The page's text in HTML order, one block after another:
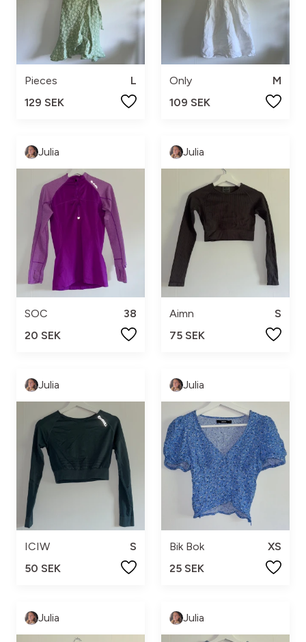
Pieces
L
129 SEK
Only
M
109 SEK
Julia
SOC
38
20 SEK
Julia
Aimn
S
75 SEK
Julia
ICIW
S
50 SEK
Julia
Bik Bok
XS
25 SEK
Julia Julia